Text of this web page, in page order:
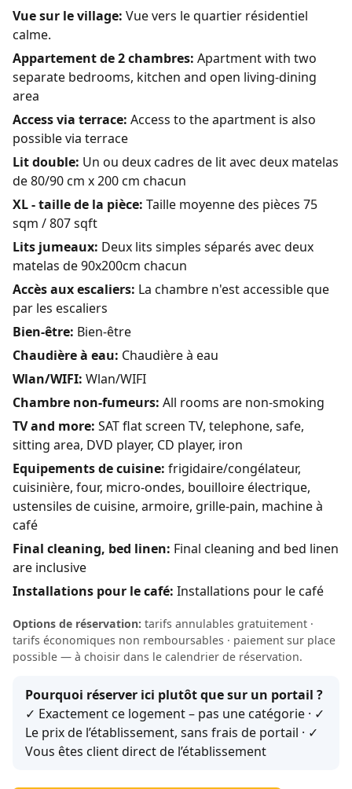
Vue sur le village: Vue vers le quartier résidentiel
calme.
Appartement de 2 chambres: Apartment with two
separate bedrooms, kitchen and open living-dining
area
Access via terrace: Access to the apartment is also
possible via terrace
Lit double: Un ou deux cadres de lit avec deux matelas
de 80/90 cm x 200 cm chacun
XL - taille de la pièce: Taille moyenne des pièces 75
sqm / 807 sqft
Lits jumeaux: Deux lits simples séparés avec deux
matelas de 90x200cm chacun
Accès aux escaliers: La chambre n'est accessible que
par les escaliers
Bien-être: Bien-être
Chaudière à eau: Chaudière à eau
Wlan/WIFI: Wlan/WIFI
Chambre non-fumeurs: All rooms are non-smoking
TV and more: SAT flat screen TV, telephone, safe,
sitting area, DVD player, CD player, iron
Equipements de cuisine: frigidaire/congélateur,
cuisinière, four, micro-ondes, bouilloire électrique,
ustensiles de cuisine, armoire, grille-pain, machine à
café
Final cleaning, bed linen: Final cleaning and bed linen
are inclusive
Installations pour le café: Installations pour le café
Options de réservation: tarifs annulables gratuitement ·
tarifs économiques non remboursables · paiement sur place
possible — à choisir dans le calendrier de réservation.
Pourquoi réserver ici plutôt que sur un portail ?
✓ Exactement ce logement – pas une catégorie · ✓
Le prix de l’établissement, sans frais de portail · ✓
Vous êtes client direct de l’établissement